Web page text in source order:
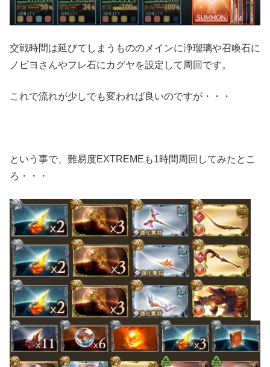
交戦時間は延びてしまうもののメインに浄瑠璃や召喚石に
ノビヨさんやフレ石にカグヤを設定して周回です。
これで流れが少しでも変われば良いのですが・・・
という事で、難易度EXTREMEも1時間周回してみたとこ
ろ・・・